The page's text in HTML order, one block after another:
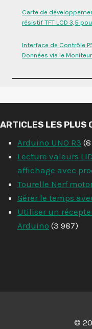
Carte de
résistif TFT LCD 3,5
Interface de Contrôle
Données via le
ARTICLES LES PLUS
Arduino UNO R3
Lecture valeurs
affichage avec
Tourelle Nerf
Gérer le temps
Utiliser un
Arduino (3 987)
©